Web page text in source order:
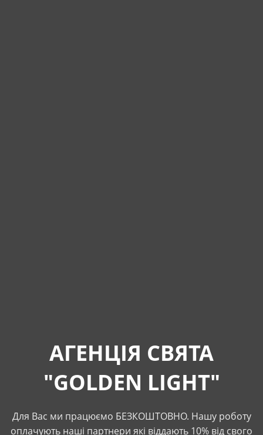
АГЕНЦІЯ СВЯТА
"GOLDEN LIGHT"
Для Вас ми працюємо БЕЗКОШТОВНО. Нашу роботу
оплачують наші партнери які віддають 10% від свого